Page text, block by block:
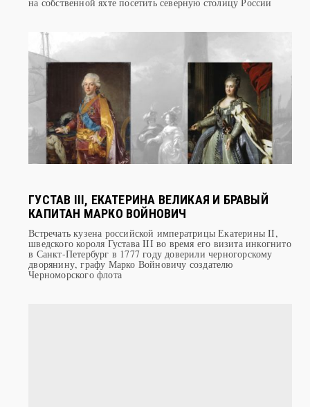
КАПИТАН МАРКО ВОЙНОВИЧ
Встречать кузена российской императрицы Екатерины II,
в Санкт-Петербург в 1777 году доверили черногорскому
дворянину, графу Марко Войновичу создателю
Черноморского флота